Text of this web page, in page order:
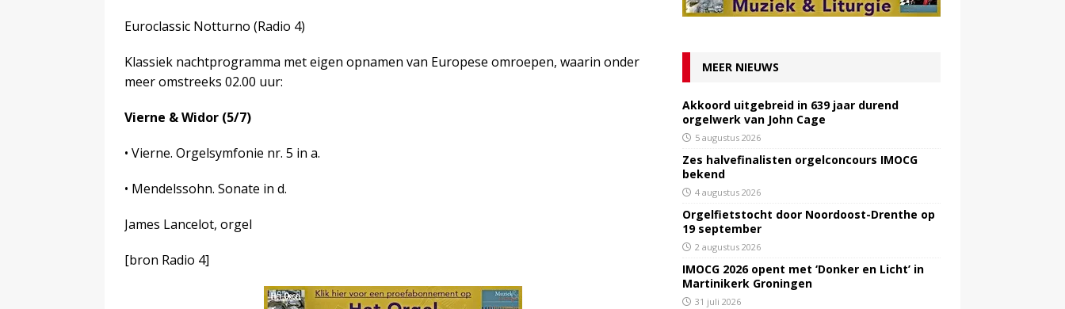
Euroclassic Notturno (Radio 4)
Klassiek nachtprogramma met eigen opnamen van Europese omroepen, waarin onder
meer omstreeks 02.00 uur:
Vierne & Widor (5/7)
• Vierne. Orgelsymfonie nr. 5 in a.
• Mendelssohn. Sonate in d.
James Lancelot, orgel
[bron Radio 4]
MEER NIEUWS
Akkoord uitgebreid in 639 jaar durend
orgelwerk van John Cage
5 augustus 2026
Zes halvefinalisten orgelconcours IMOCG
bekend
4 augustus 2026
Orgelfietstocht door Noordoost-Drenthe op
19 september
2 augustus 2026
IMOCG 2026 opent met ‘Donker en Licht’ in
Martinikerk Groningen
31 juli 2026